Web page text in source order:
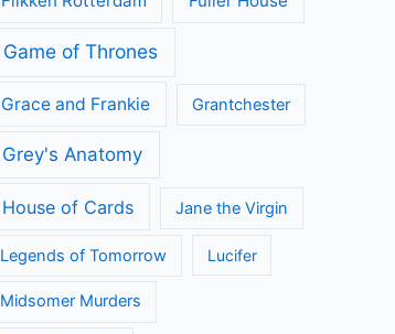
Game of Thrones
Grace and Frankie Grantchester
Grey's Anatomy
House of Cards Jane the Virgin
Legends of Tomorrow Lucifer
Midsomer Murders